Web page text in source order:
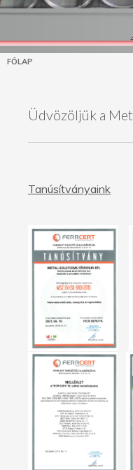
FŐLAP
Üdvözöljük a
Tanúsítványaink